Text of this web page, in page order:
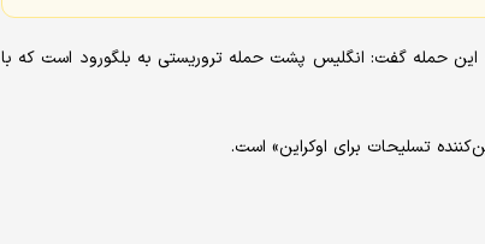
این حمله گفت: انگلیس پشت حمله تروریستی به بلگورود است که با
تسلیحات برای اوکراین» است.